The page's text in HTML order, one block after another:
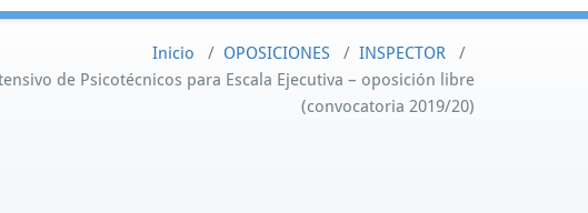
Inicio / OPOSICIONES / INSPECTOR /
de Psicotécnicos para Escala Ejecutiva – oposición libre
(convocatoria 2019/20)